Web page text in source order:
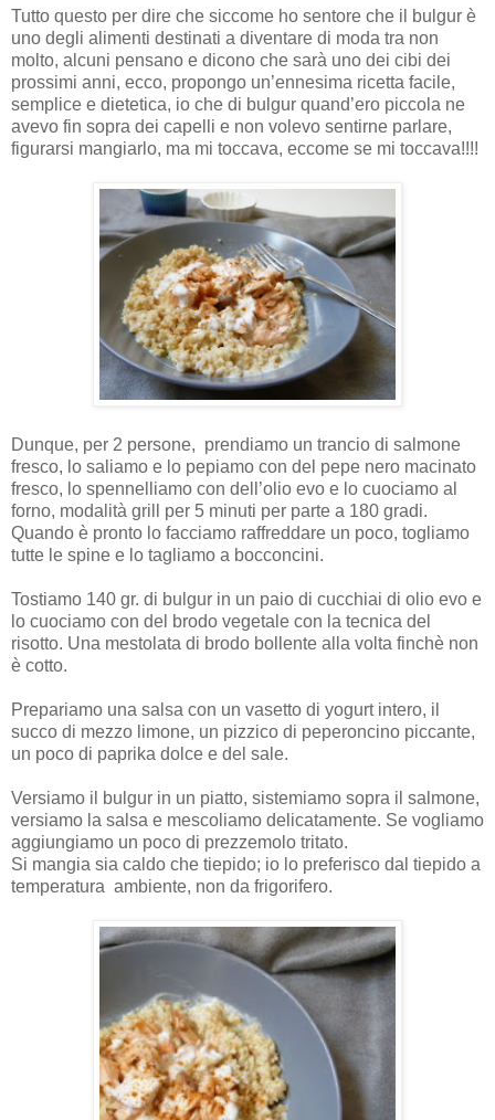
Tutto questo per dire che siccome ho sentore che il bulgur è
uno degli alimenti destinati a diventare di moda tra non
molto, alcuni pensano e dicono che sarà uno dei cibi dei
prossimi anni, ecco, propongo un’ennesima ricetta facile,
semplice e dietetica, io che di bulgur quand’ero piccola ne
avevo fin sopra dei capelli e non volevo sentirne parlare,
figurarsi mangiarlo, ma mi toccava, eccome se mi toccava!!!!
Dunque, per 2 persone, prendiamo un trancio di salmone
fresco, lo saliamo e lo pepiamo con del pepe nero macinato
fresco, lo spennelliamo con dell’olio evo e lo cuociamo al
forno, modalità grill per 5 minuti per parte a 180 gradi.
Quando è pronto lo facciamo raffreddare un poco, togliamo
tutte le spine e lo tagliamo a bocconcini.
Tostiamo 140 gr. di bulgur in un paio di cucchiai di olio evo e
lo cuociamo con del brodo vegetale con la tecnica del
risotto. Una mestolata di brodo bollente alla volta finchè non
è cotto.
Prepariamo una salsa con un vasetto di yogurt intero, il
succo di mezzo limone, un pizzico di peperoncino piccante,
un poco di paprika dolce e del sale.
Versiamo il bulgur in un piatto, sistemiamo sopra il salmone,
versiamo la salsa e mescoliamo delicatamente. Se vogliamo
aggiungiamo un poco di prezzemolo tritato.
Si mangia sia caldo che tiepido; io lo preferisco dal tiepido a
temperatura ambiente, non da frigorifero.